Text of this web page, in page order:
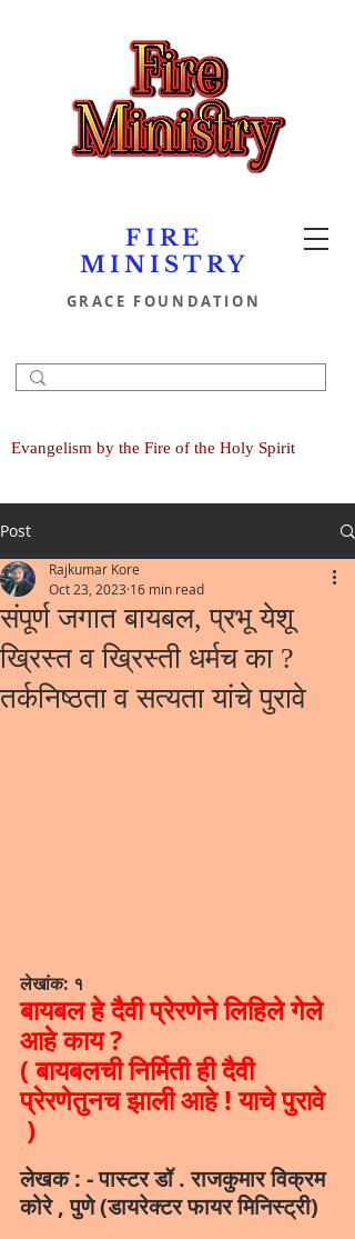
FIRE
MINISTRY
GRACE FOUNDATION
Evangelism by the Fire of the Holy Spirit
Post
संपूर्ण जगात बायबल, प्रभू येशू
ख्रिस्त व ख्रिस्ती धर्मच का ?
तर्कनिष्ठता व सत्यता यांचे पुरावे
Rajkumar Kore
Oct 23, 2023 16 min read
लेखांक: १
बायबल हे दैवी प्रेरणेने लिहिले गेले
आहे काय ?
( बायबलची निर्मिती ही दैवी
प्रेरणेतुनच झाली आहे ! याचे पुरावे
)
लेखक : - पास्टर डॉ . राजकुमार विक्रम
कोरे , पुणे (डायरेक्टर फायर मिनिस्ट्री)